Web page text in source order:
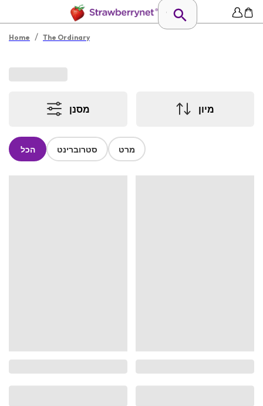
Home / The Ordinary
מסנן מיון
הכל סטרוברינט מרט